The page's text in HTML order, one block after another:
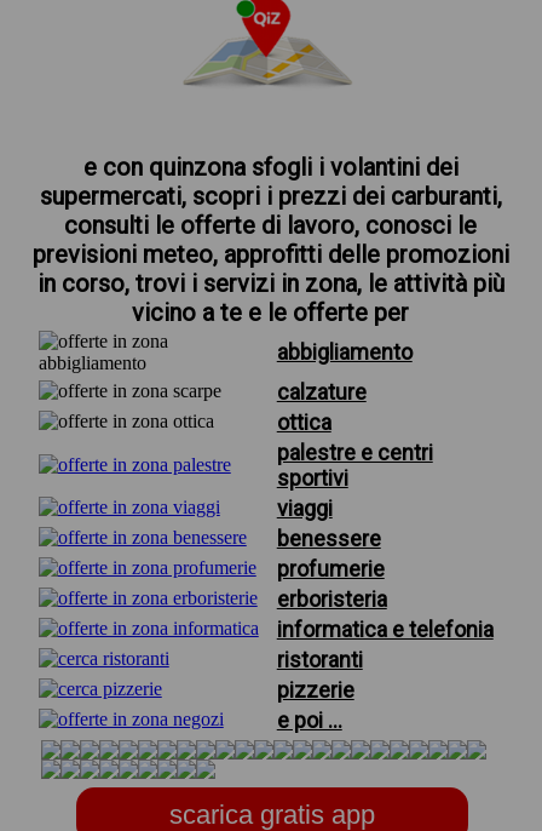
e con quinzona sfogli i volantini dei
supermercati, scopri i prezzi dei carburanti,
consulti le offerte di lavoro, conosci le
previsioni meteo, approfitti delle promozioni
in corso, trovi i servizi in zona, le attività più
vicino a te e le offerte per
abbigliamento
calzature
ottica
palestre e centri
sportivi
viaggi
benessere
profumerie
erboristeria
informatica e telefonia
ristoranti
pizzerie
e poi ...
scarica gratis app